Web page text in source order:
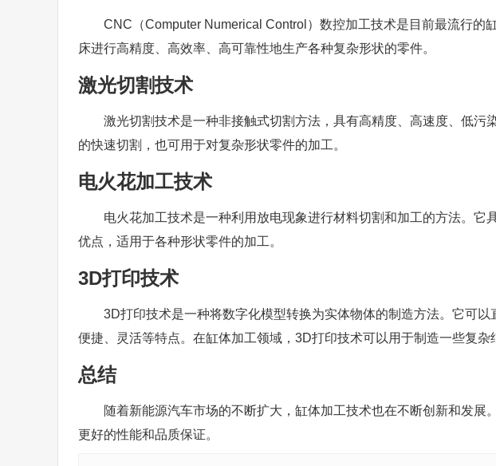
CNC（Computer Numerical Control）数控加工技术是目前最流行的
床进行高精度、高效率、高可靠性地生产各种复杂形状的零件。
激光切割技术
激光切割技术是一种非接触式切割方法，具有高精度、高速度、低污
的快速切割，也可用于对复杂形状零件的加工。
电火花加工技术
电火花加工技术是一种利用放电现象进行材料切割和加工的方法。它
优点，适用于各种形状零件的加工。
3D打印技术
3D打印技术是一种将数字化模型转换为实体物体的制造方法。它可以
便捷、灵活等特点。在缸体加工领域，3D打印技术可以用于制造一些复杂
总结
随着新能源汽车市场的不断扩大，缸体加工技术也在不断创新和发展
更好的性能和品质保证。